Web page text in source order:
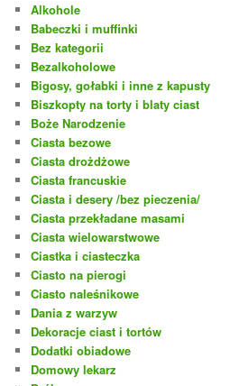
Alkohole
Babeczki i muffinki
Bez kategorii
Bezalkoholowe
Bigosy, gołabki i inne z kapusty
Biszkopty na torty i blaty ciast
Boże Narodzenie
Ciasta bezowe
Ciasta drożdżowe
Ciasta francuskie
Ciasta i desery /bez pieczenia/
Ciasta przekładane masami
Ciasta wielowarstwowe
Ciastka i ciasteczka
Ciasto na pierogi
Ciasto naleśnikowe
Dania z warzyw
Dekoracje ciast i tortów
Dodatki obiadowe
Domowy lekarz